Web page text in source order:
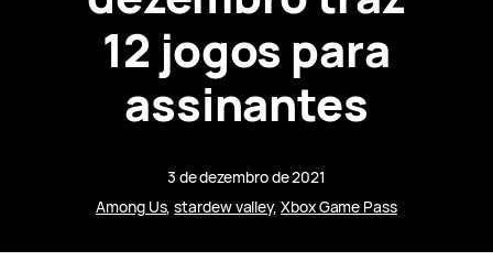
12 jogos para
assinantes
3 de dezembro de 2021
Among Us, stardew valley, Xbox Game Pass